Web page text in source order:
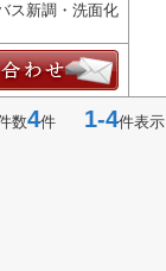
ス新調・洗面化
数4件 1-4件表示